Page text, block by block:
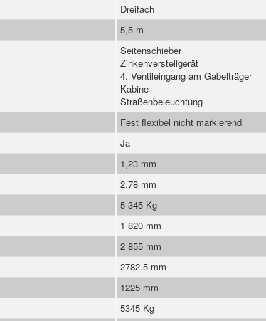
Dreifach
5,5 m
Seitenschieber
Zinkenverstellgerät
4. Ventileingang am Gabelträger
Kabine
Straßenbeleuchtung
Fest flexibel nicht markierend
Ja
1,23 mm
2,78 mm
5 345 Kg
1 820 mm
2 855 mm
2782.5 mm
1225 mm
5345 Kg